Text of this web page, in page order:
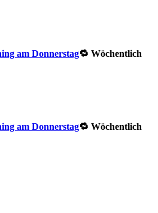
am Donnerstag🔁 Wöchentlich
am Donnerstag🔁 Wöchentlich